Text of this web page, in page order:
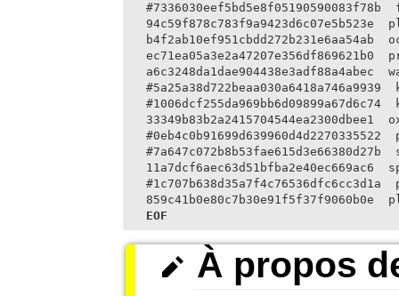
94c59f878c783f9a9423d6c07e5b523e
859c41b0e80c7b30e91f5f37f9060b0e
EOF
À propos